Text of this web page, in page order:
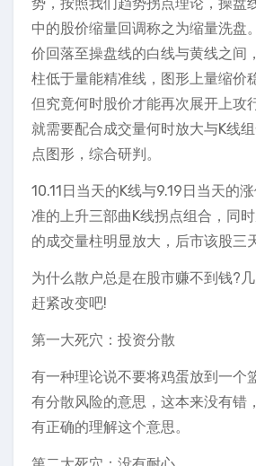
中的股价缩量回调称之为缩量洗盘
价回落至操盘线的白线与黄线之间
柱低于量能精准线，图形上量缩价
但究竟何时股价才能再次展开上攻
就需要配合成交量何时放大与K线
点图形，综合研判。
10.11日当天的K线与9.19日当天的
准的上升三部曲K线拐点组合，同
的成交量柱明显放大，后市该股三
为什么散户总是在股市赚不到钱?
赶紧改变吧!
第一大死穴：投资分散
有一种理论说不要将鸡蛋放到一个
有分散风险的意思，这本来没有错
有正确的理解这个意思。